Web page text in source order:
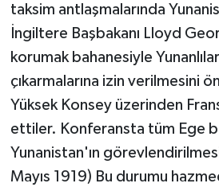
taksim antlaşmalarında
İngiltere Başbakanı Lloyd
korumak bahanesiyle
çıkarmalarına izin verilmesini
Yüksek Konsey üzerinden
ettiler. Konferansta tüm Ege
Yunanistan'ın
Mayıs 1919) Bu durumu